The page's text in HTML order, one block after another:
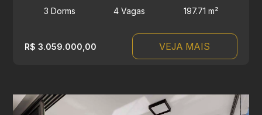
3 Dorms 4 Vagas 197.71 m²
R$ 3.059.000,00 VEJA MAIS